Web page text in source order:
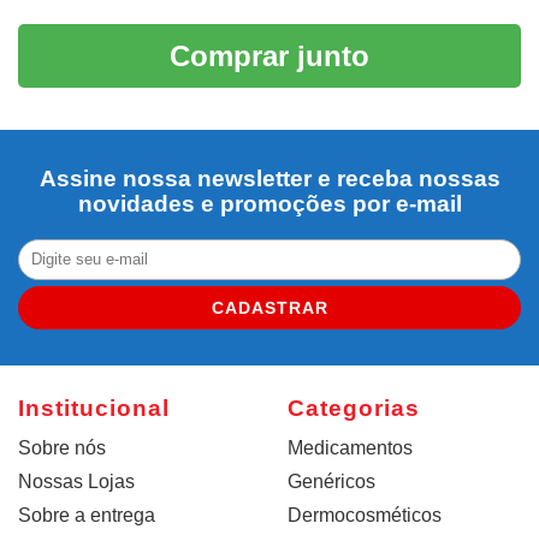
Comprar junto
Assine nossa newsletter e receba nossas
novidades e promoções por e-mail
CADASTRAR
Institucional
Sobre nós
Nossas Lojas
Sobre a entrega
Categorias
Medicamentos
Genéricos
Dermocosméticos